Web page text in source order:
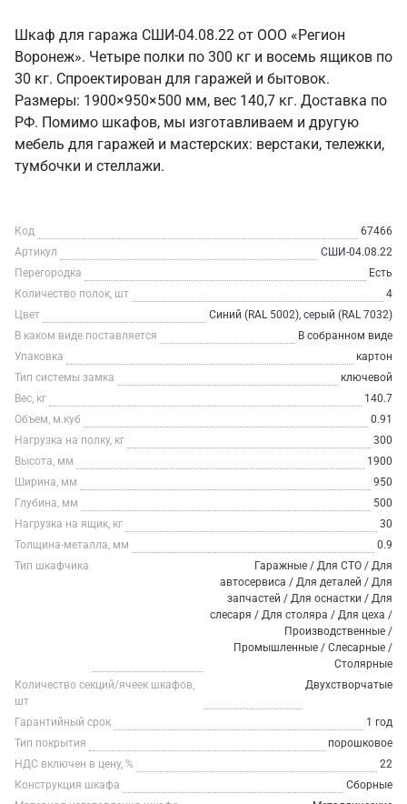
Шкаф для гаража СШИ-04.08.22 от ООО «Регион
Воронеж». Четыре полки по 300 кг и восемь ящиков по
30 кг. Спроектирован для гаражей и бытовок.
Размеры: 1900×950×500 мм, вес 140,7 кг. Доставка по
РФ. Помимо шкафов, мы изготавливаем и другую
мебель для гаражей и мастерских: верстаки, тележки,
тумбочки и стеллажи.
Код
67466
Артикул
СШИ-04.08.22
Перегородка
Есть
Количество полок, шт
4
Цвет
Синий (RAL 5002), серый (RAL 7032)
В каком виде поставляется
В собранном виде
Упаковка
картон
Тип системы замка
ключевой
Вес, кг
140.7
Объем, м.куб
0.91
Нагрузка на полку, кг
300
Высота, мм
1900
Ширина, мм
950
Глубина, мм
500
Нагрузка на ящик, кг
30
Толщина-металла, мм
0.9
Тип шкафчика
Гаражные / Для СТО / Для
автосервиса / Для деталей / Для
запчастей / Для оснастки / Для
слесаря / Для столяра / Для цеха /
Производственные /
Промышленные / Слесарные /
Столярные
Количество секций/ячеек шкафов,
шт
Двухстворчатые
Гарантийный срок
1 год
Тип покрытия
порошковое
НДС включен в цену, %
22
Конструкция шкафа
Сборные